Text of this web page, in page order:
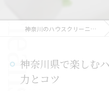
神奈川のハウスクリーニングなら優クリーンサービス
神奈川県で楽しむ
力とコツ